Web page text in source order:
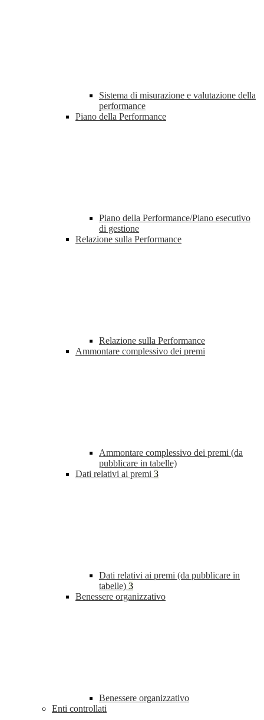
Sistema di misurazione e valutazione della
performance
Piano della Performance
Piano della Performance/Piano esecutivo
di gestione
Relazione sulla Performance
Relazione sulla Performance
Ammontare complessivo dei premi
Ammontare complessivo dei premi (da
pubblicare in tabelle)
Dati relativi ai premi 3
Dati relativi ai premi (da pubblicare in
tabelle) 3
Benessere organizzativo
Benessere organizzativo
Enti controllati